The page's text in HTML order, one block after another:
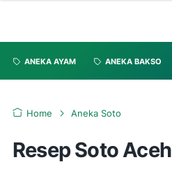
ANEKA AYAM ANEKA BAKSO
Home Aneka Soto
Resep Soto Aceh